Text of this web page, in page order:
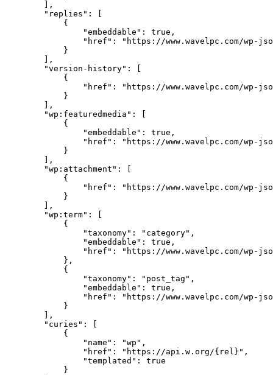
        ],
        "replies": [
            {
                "embeddable": true,
"href": "https://www.wavelpc.com/wp-
            }
        ],
        "version-history": [
            {
"href": "https://www.wavelpc.com/wp-
            }
        ],
        "wp:featuredmedia": [
            {
                "embeddable": true,
"href": "https://www.wavelpc.com/wp-
            }
        ],
        "wp:attachment": [
            {
"href": "https://www.wavelpc.com/wp-
            }
        ],
        "wp:term": [
            {
                "taxonomy": "category",
                "embeddable": true,
"href": "https://www.wavelpc.com/wp-
            },
            {
                "taxonomy": "post_tag",
                "embeddable": true,
"href": "https://www.wavelpc.com/wp-
            }
        ],
        "curies": [
            {
                "name": "wp",
                "href": "https://api.w.org/{rel}",
                "templated": true
            }